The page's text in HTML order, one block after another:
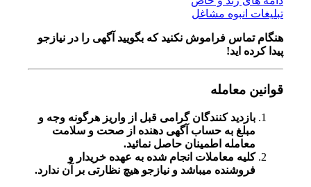
تبلیغات انبوه مشاغل
هنگام تماس فراموش نکنید که بگویید آگهی را در نیازجو
پیدا کرده اید!
قوانین معامله
بازدید کنندگان گرامی قبل از واریز هرگونه وجه و
مبلغ به حساب آگهی دهنده از صحت و سلامت
معامله اطمینان حاصل نمائید.
کلیه معاملات انجام شده به عهده خریدار و
فروشنده میباشد و نیازجو هیچ نظارتی بر آن ندارد.